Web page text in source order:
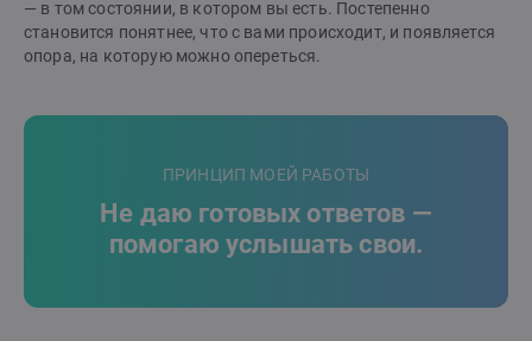
— в том состоянии, в котором вы есть. Постепенно
становится понятнее, что с вами происходит, и появляется
опора, на которую можно опереться.
ПРИНЦИП МОЕЙ РАБОТЫ
Не даю готовых ответов —
помогаю услышать свои.